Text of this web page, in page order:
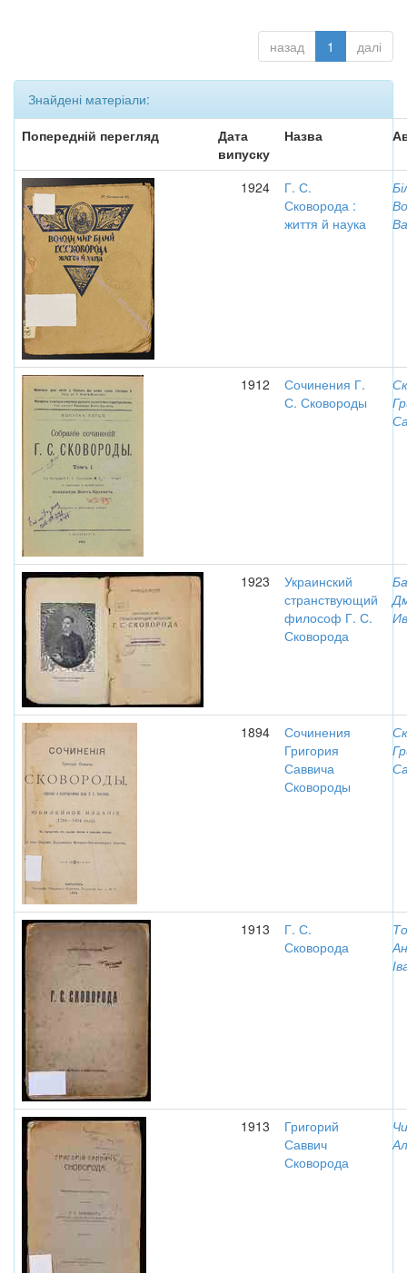
назад 1 далі
Знайдені матеріали:
Попередній перегляд
Дата
випуску
Назва
1924
Г. С.
Сковорода :
життя й наука
1912
Сочинения Г.
С. Сковороды
1923
Украинский
странствующий
философ Г. С.
Сковорода
1894
Сочинения
Григория
Саввича
Сковороды
1913
Г. С.
Сковорода
1913
Григорий
Саввич
Сковорода